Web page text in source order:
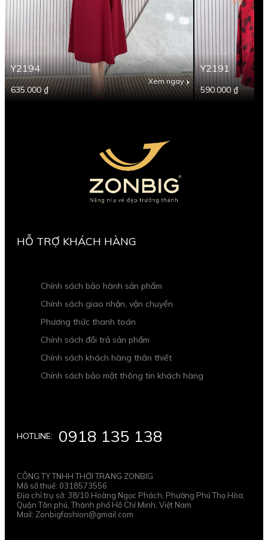
635.000 ₫
Xem ngay
Y2194
590.000 ₫
Y2191
HOTLINE: 0918 135 138
CÔNG TY TNHH THỜI TRANG ZONBIG
Mã số thuế: 0318573556
Địa chỉ trụ sở: 38/10 Hoàng Ngọc Phách, Phường Phú Thọ Hòa,
Quận Tân phú, Thành phố Hồ Chí Minh, Việt Nam
Mail: Zonbigfashion@gmail.com
HỖ TRỢ KHÁCH HÀNG
Chính sách bảo hành sản phẩm
Chính sách giao nhận, vận chuyển
Phương thức thanh toán
Chính sách đổi trả sản phẩm
Chính sách khách hàng thân thiết
Chính sách bảo mật thông tin khách hàng